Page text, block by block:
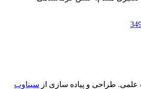
علمی. طراحی و پیاده سازی از سیناوب